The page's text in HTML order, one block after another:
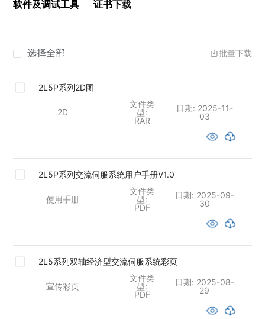
软件及调试工具 证书下载
选择全部 批量下载
2L5P系列2D图
2D
文件类
型:
RAR
日期: 2025-11-
03
2L5P系列交流伺服系统用户手册V1.0
使用手册
文件类
型:
PDF
日期: 2025-09-
30
2L5系列双轴经济型交流伺服系统彩页
宣传彩页
文件类
型:
PDF
日期: 2025-08-
29